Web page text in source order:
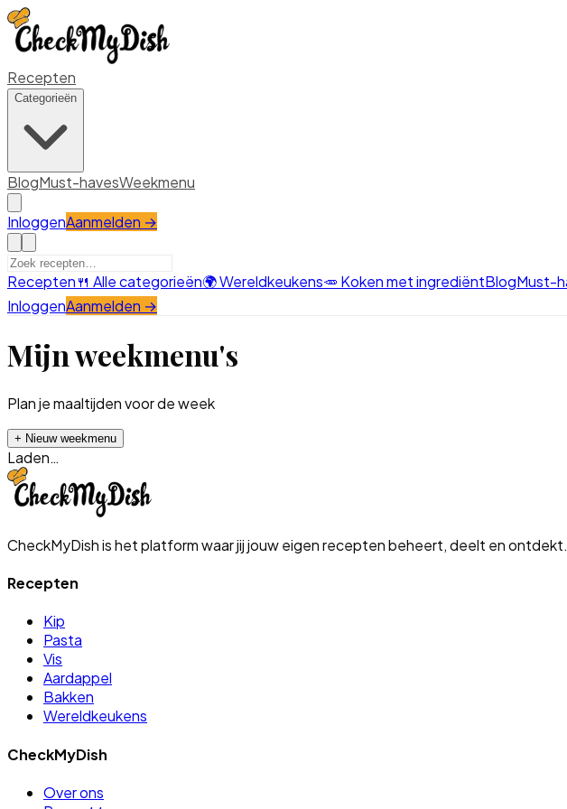
Recepten
Categorieën
BlogMust-havesWeekmenu
InloggenAanmelden →
Recepten🍴 Alle categorieën🌍Wereldkeukens🥕 Koken met ingrediëntBlogMust-
InloggenAanmelden →
Mijn weekmenu's
Plan je maaltijden voor de week
+ Nieuw weekmenu
Laden…
CheckMyDish is het platform waar jij jouw eigen recepten beheert, deelt en
Recepten
Kip
Pasta
Vis
Aardappel
Bakken
Wereldkeukens
CheckMyDish
Over ons